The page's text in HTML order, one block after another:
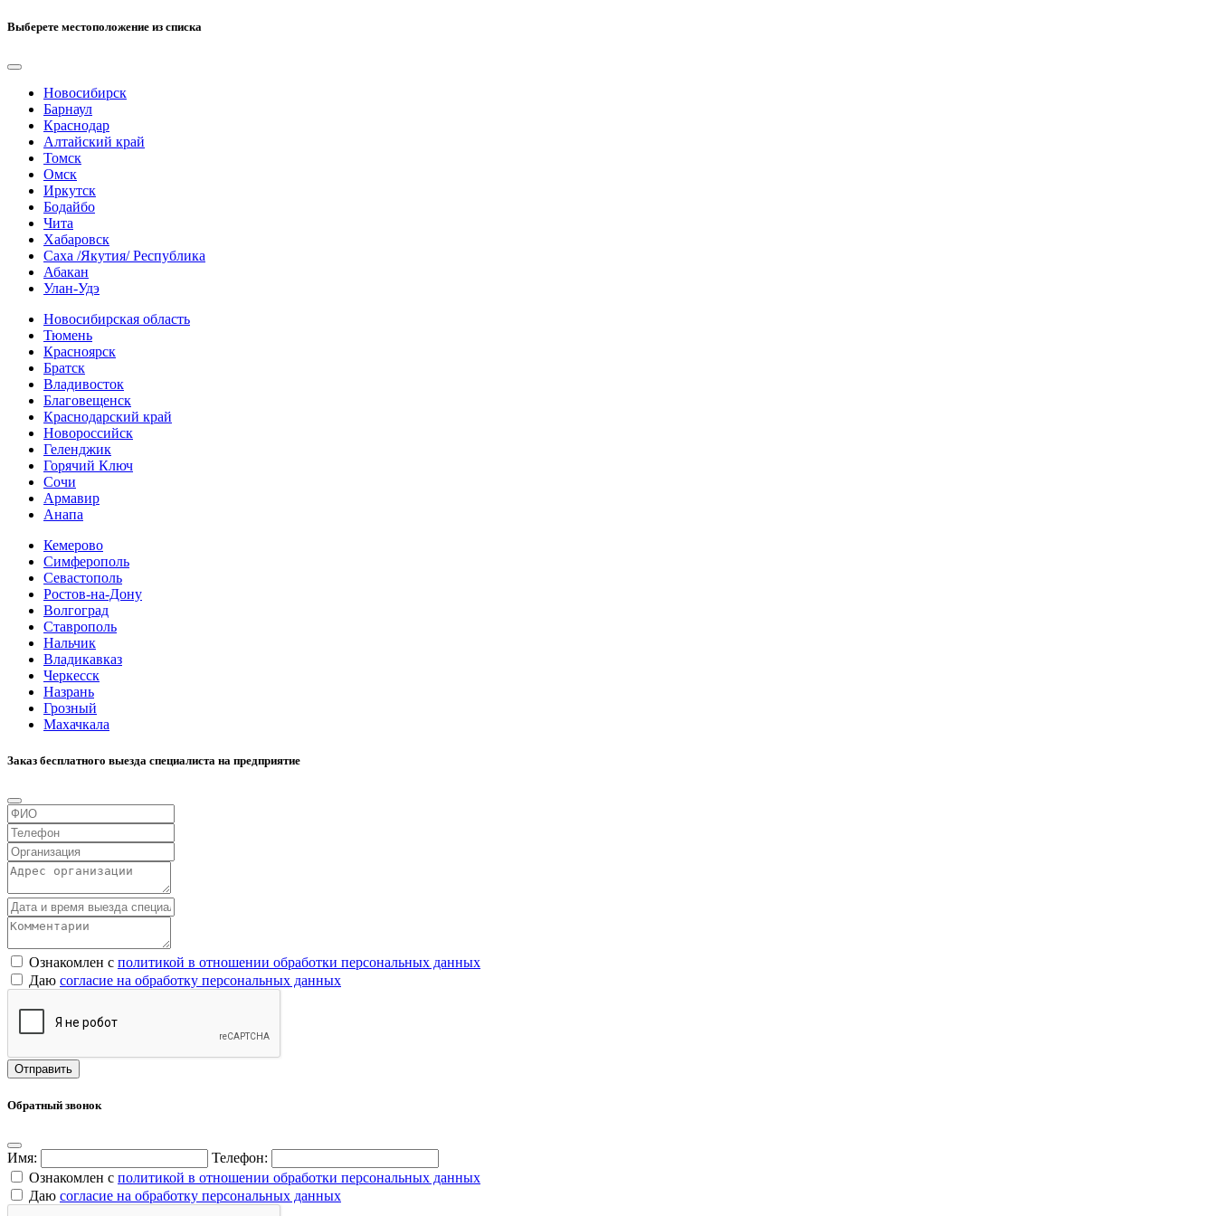
Выберете местоположение из списка
Новосибирск
Барнаул
Краснодар
Алтайский край
Томск
Омск
Иркутск
Бодайбо
Чита
Хабаровск
Саха /Якутия/ Республика
Абакан
Улан-Удэ
Новосибирская область
Тюмень
Красноярск
Братск
Владивосток
Благовещенск
Краснодарский край
Новороссийск
Геленджик
Горячий Ключ
Сочи
Армавир
Анапа
Кемерово
Симферополь
Севастополь
Ростов-на-Дону
Волгоград
Ставрополь
Нальчик
Владикавказ
Черкесск
Назрань
Грозный
Махачкала
Заказ бесплатного выезда специалиста на предприятие
Ознакомлен с политикой в отношении обработки персональных данных
Даю согласие на обработку персональных данных
Обратный звонок
Имя:
Телефон:
Ознакомлен с политикой в отношении обработки персональных данных
Даю согласие на обработку персональных данных